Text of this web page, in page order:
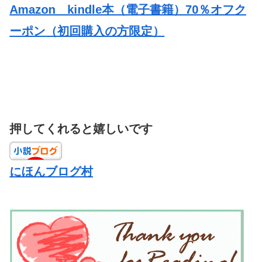
Amazon kindle本（電子書籍）70％オフク
ーポン（初回購入の方限定）
押してくれると嬉しいです
にほんブログ村